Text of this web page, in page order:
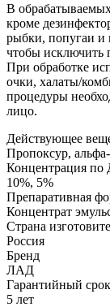
В
кроме
рыбки, попугаи и
чтобы исключить
При обработке
очки, халаты/
процедуры
лицо.
Действующее
Пропоксур,
Концентрация по
10%, 5%
Препаративная
Концентрат
Страна
Россия
Бренд
ЛАД
Гарантийный срок
5 лет